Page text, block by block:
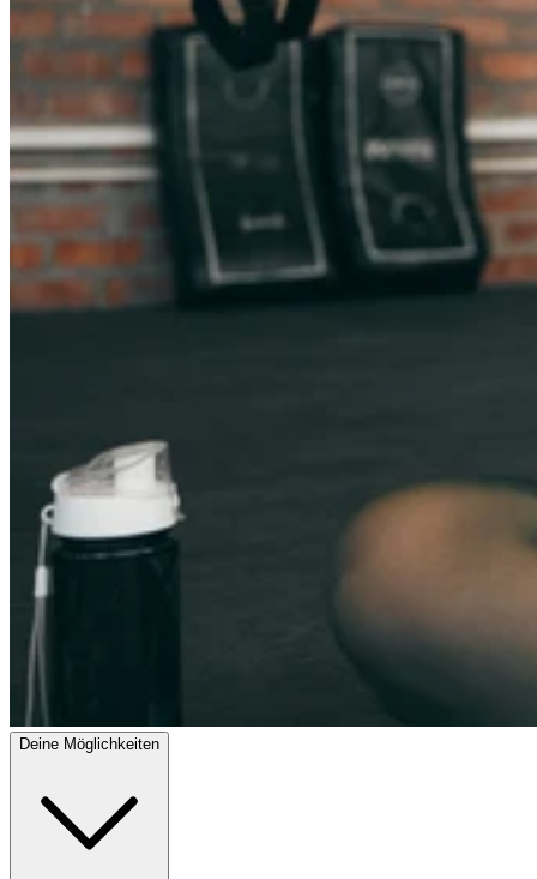
Deine Möglichkeiten